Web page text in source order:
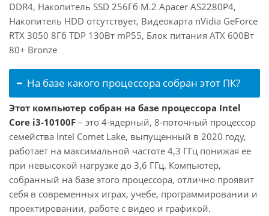
DDR4, Накопитель SSD 256Гб M.2 Apacer AS2280P4,
Накопитель HDD отсутствует, Видеокарта nVidia GeForce
RTX 3050 8Гб TDP 130Вт mP55, Блок питания ATX 600Вт
80+ Bronze
На базе какого процессора собран этот ПК?
Этот компьютер собран на базе процессора Intel
Core i3-10100F – это 4-ядерный, 8-поточный процессор
семейства Intel Comet Lake, выпущенный в 2020 году,
работает на максимальной частоте 4,3 ГГц понижая ее
при невысокой нагрузке до 3,6 ГГц. Компьютер,
собранный на базе этого процессора, отлично проявит
себя в современных играх, учебе, программировании и
проектировании, работе с видео и графикой.